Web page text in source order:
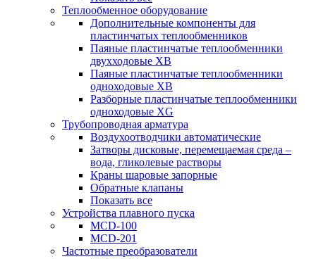
Теплообменное оборудование
Дополнительные компоненты для
пластинчатых теплообменников
Паяные пластинчатые теплообменники
двухходовые XB
Паяные пластинчатые теплообменники
одноходовые ХВ
Разборные пластинчатые теплообменники
одноходовые ХG
Трубопроводная арматура
Воздухоотводчики автоматические
Затворы дисковые, перемещаемая среда –
вода, гликолевые растворы
Краны шаровые запорные
Обратные клапаны
Показать все
Устройства плавного пуска
MCD-100
MCD-201
Частотные преобразователи